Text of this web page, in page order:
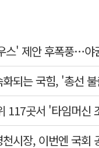
되는 국힘, '총선